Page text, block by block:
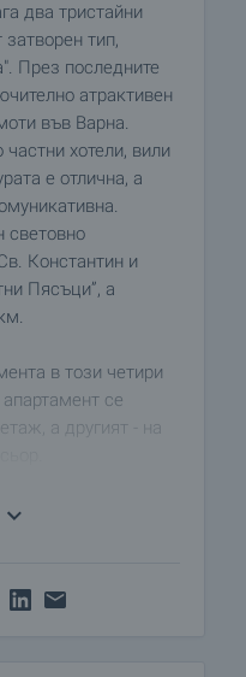
два тристайни
тип,
През последните
атрактивен
във Варна.
хотели, вили
е отлична, а
световно
Константин и
Пясъци”, а
в този четири
се
а другият - на
тракт с